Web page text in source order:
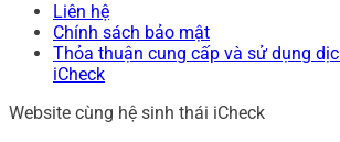
Liên hệ
Chính sách bảo mật
Thỏa thuận cung cấp và sử dụng
iCheck
Website cùng hệ sinh thái iCheck